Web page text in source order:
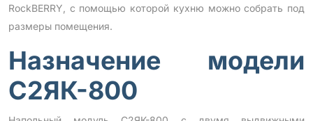
RockBERRY, с помощью которой кухню можно собрать под
размеры помещения.
Назначение модели
С2ЯК-800